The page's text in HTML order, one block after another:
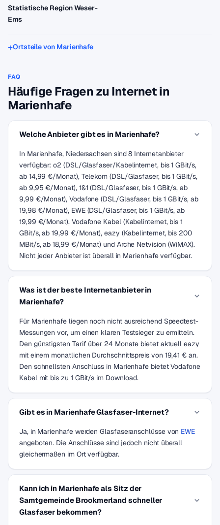
Statistische Region Weser-
Ems
Ortsteile von Marienhafe
FAQ
Häufige Fragen zu Internet in
Marienhafe
Welche Anbieter gibt es in Marienhafe?
In Marienhafe, Niedersachsen sind 8 Internetanbieter
verfügbar: o2 (DSL/Glasfaser/Kabelinternet, bis 1 GBit/s,
ab 14,99 €/Monat), Telekom (DSL/Glasfaser, bis 1 GBit/s,
ab 9,95 €/Monat), 1&1 (DSL/Glasfaser, bis 1 GBit/s, ab
9,99 €/Monat), Vodafone (DSL/Glasfaser, bis 1 GBit/s, ab
19,98 €/Monat), EWE (DSL/Glasfaser, bis 1 GBit/s, ab
19,99 €/Monat), Vodafone Kabel (Kabelinternet, bis 1
GBit/s, ab 19,99 €/Monat), eazy (Kabelinternet, bis 200
MBit/s, ab 18,99 €/Monat) und Arche Netvision (WiMAX).
Nicht jeder Anbieter ist überall in Marienhafe verfügbar.
Was ist der beste Internetanbieter in
Marienhafe?
Für Marienhafe liegen noch nicht ausreichend Speedtest-
Messungen vor, um einen klaren Testsieger zu ermitteln.
Den günstigsten Tarif über 24 Monate bietet aktuell eazy
mit einem monatlichen Durchschnittspreis von 19,41 € an.
Den schnellsten Anschluss in Marienhafe bietet Vodafone
Kabel mit bis zu 1 GBit/s im Download.
Gibt es in Marienhafe Glasfaser-Internet?
Ja, in Marienhafe werden Glasfaseranschlüsse von EWE
angeboten. Die Anschlüsse sind jedoch nicht überall
gleichermaßen im Ort verfügbar.
Kann ich in Marienhafe als Sitz der
Samtgemeinde Brookmerland schneller
Glasfaser bekommen?